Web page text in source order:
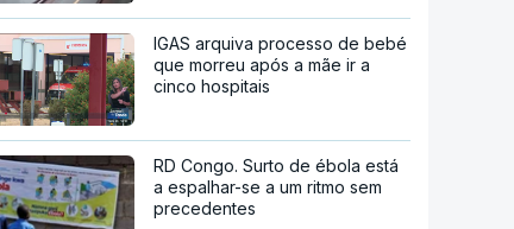
IGAS arquiva processo de bebé
que morreu após a mãe ir a
cinco hospitais
RD Congo. Surto de ébola está
a espalhar-se a um ritmo sem
precedentes